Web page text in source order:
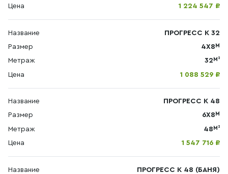
Цена 1 224 547 ₽
Название
ПРОГРЕСС К 32
Размер
4X8М
Метраж 32М²
Цена 1 088 529 ₽
Название
ПРОГРЕСС К 48
Размер
6Х8 М
Метраж 48М²
Цена 1 547 716 ₽
Название
ПРОГРЕСС К 48 (БАНЯ)